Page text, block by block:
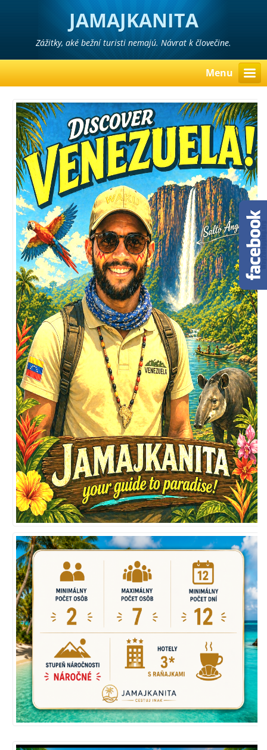
JAMAJKANITA
Zážitky, aké bežní turisti nemajú. Návrat k človečine.
Menu